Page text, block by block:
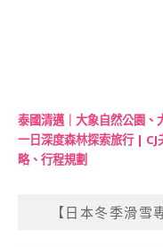
泰國清邁｜大象自然公園
一日深度森林探索旅行 |
略、行程規劃
【日本冬季滑